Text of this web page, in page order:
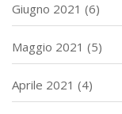
Giugno 2021 (6)
Maggio 2021 (5)
Aprile 2021 (4)